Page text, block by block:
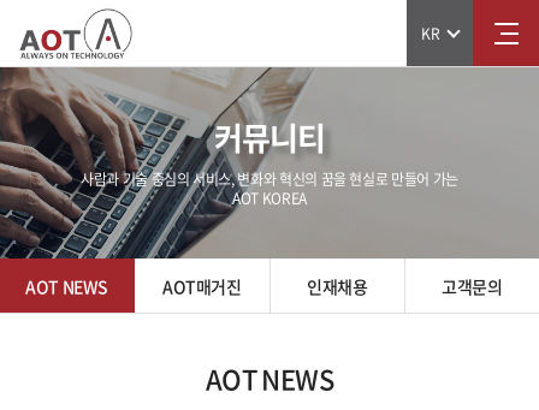
KR
커뮤니티
사람과 기술 중심의 서비스, 변화와 혁신의 꿈을 현실로 만들어 가는
AOT KOREA
AOT NEWS AOT매거진 인재채용 고객문의
AOT NEWS